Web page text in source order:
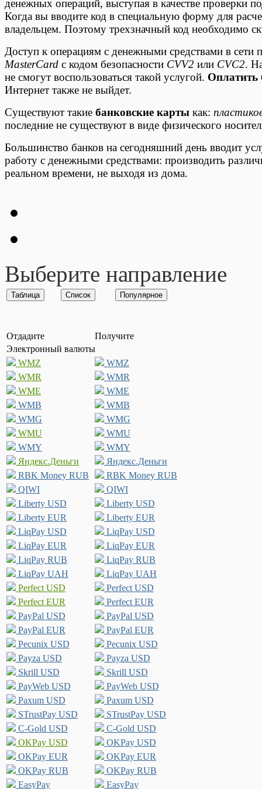
денежных операций, выступая в качестве проверки
Когда вы вводите код в специальную форму для
владельцем. Поэтому трехзначный код необходимо
Доступ к операциям с денежными средствами в
MasterCard с кодом безопасности CVV2 или CVC2.
не смогут воспользоваться такой услугой. Оплатить
Интернет также не выйдет.
Существуют такие банковские карты как:
последние не существуют в виде физического
Большинство банков на сегодняшний день вводит
работу с денежными средствами: производить
реальном времени, не выходя из дома.
Выберите направление
Отдадите
Получите
Электронный валюты
WMZ
WMZ
WMR
WMR
WME
WME
WMB
WMB
WMG
WMG
WMU
WMU
WMY
WMY
Яндекс.Деньги
Яндекс.Деньги
RBK Money RUB
RBK Money RUB
QIWI
QIWI
Liberty USD
Liberty USD
Liberty EUR
Liberty EUR
LiqPay USD
LiqPay USD
LiqPay EUR
LiqPay EUR
LiqPay RUB
LiqPay RUB
LiqPay UAH
LiqPay UAH
Perfect USD
Perfect USD
Perfect EUR
Perfect EUR
PayPal USD
PayPal USD
PayPal EUR
PayPal EUR
Pecunix USD
Pecunix USD
Payza USD
Payza USD
Skrill USD
Skrill USD
PayWeb USD
PayWeb USD
Paxum USD
Paxum USD
STrustPay USD
STrustPay USD
C-Gold USD
C-Gold USD
OKPay USD
OKPay USD
OKPay EUR
OKPay EUR
OKPay RUB
OKPay RUB
EasyPay
EasyPay